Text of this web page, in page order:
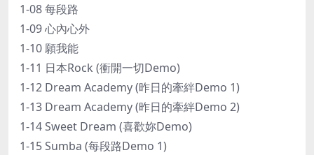
1-08 每段路
1-09 心內心外
1-10 願我能
1-11 日本Rock (衝開一切Demo)
1-12 Dream Academy (昨日的牽絆Demo 1)
1-13 Dream Academy (昨日的牽絆Demo 2)
1-14 Sweet Dream (喜歡妳Demo)
1-15 Sumba (每段路Demo 1)